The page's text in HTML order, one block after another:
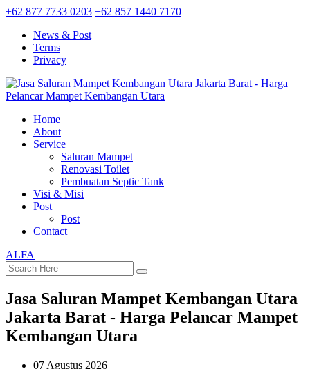
+62 877 7733 0203 +62 857 1440 7170
News & Post
Terms
Privacy
Home
About
Service
Saluran Mampet
Renovasi Toilet
Pembuatan Septic Tank
Visi & Misi
Post
Post
Contact
ALFA
Jasa Saluran Mampet Kembangan Utara
Jakarta Barat - Harga Pelancar Mampet
Kembangan Utara
07 Agustus 2026